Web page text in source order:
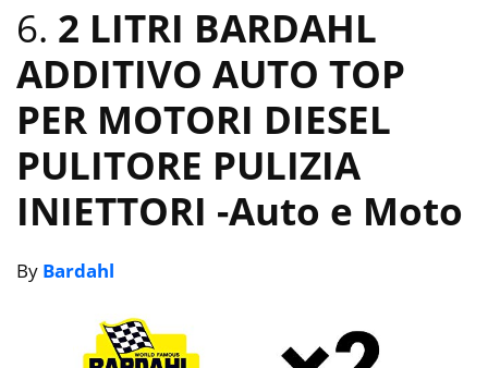
6. 2 LITRI BARDAHL
ADDITIVO AUTO TOP
PER MOTORI DIESEL
PULITORE PULIZIA
INIETTORI -Auto e Moto
By Bardahl